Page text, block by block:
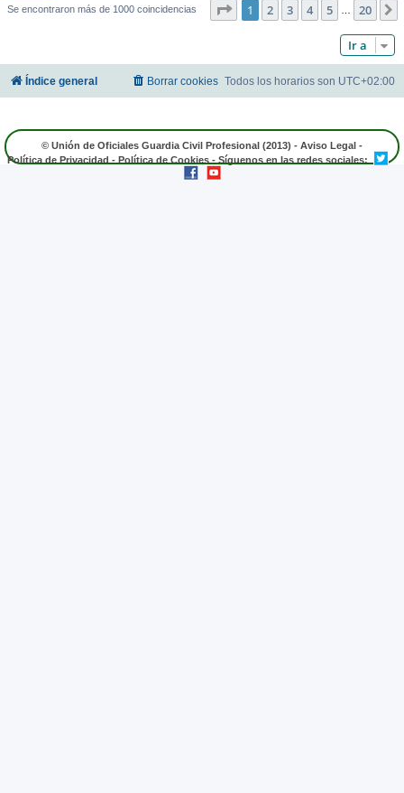
Se encontraron más de 1000 coincidencias Página de 20
1 2 3 4 5 … 20
Ir a
Índice general Todos los horarios son UTC+02:00
Borrar cookies
© Unión de Oficiales Guardia Civil Profesional (2013) - Aviso Legal -
Política de Privacidad-Política de Cookies- Síguenos en las redes sociales: